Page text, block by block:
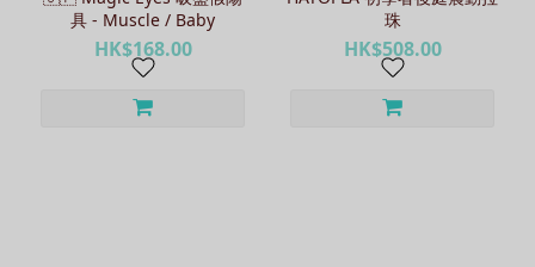
具 - Muscle / Baby
HK$168.00
珠
HK$508.00